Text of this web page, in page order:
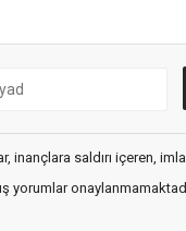
saldırı içeren,
yorumlar